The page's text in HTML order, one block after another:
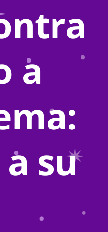
a
su